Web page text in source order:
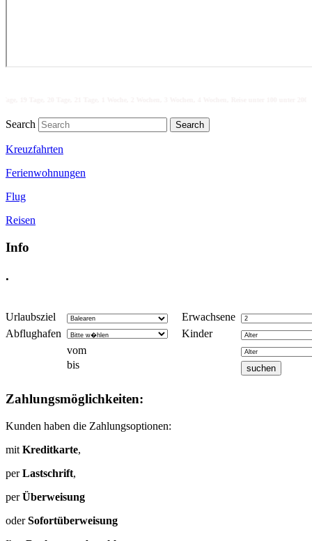
Search
Kreuzfahrten
Ferienwohnungen
Flug
Reisen
Info
.
Urlaubsziel
Erwachsene
Abflughafen
Kinder
vom
bis
Zahlungsmöglichkeiten:
Kunden haben die Zahlungsoptionen:
mit Kreditkarte,
perLastschrift,
perÜberweisung
oderSofortüberweisung